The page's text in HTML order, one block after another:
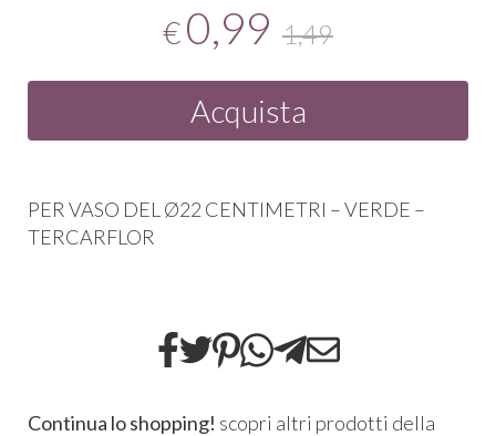
€0,99 1,49
Acquista
PER VASO DEL Ø22 CENTIMETRI –VERDE –
TERCARFLOR
Continua lo shopping! scopri altri prodotti della